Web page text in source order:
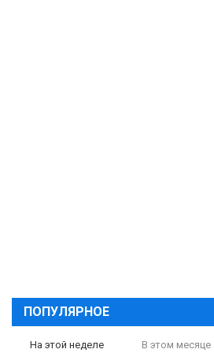
ПОПУЛЯРНОЕ
На этой неделе В этом месяце